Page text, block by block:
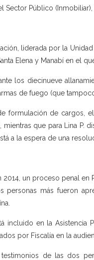
Sector Público
liderada por la
Elena y Manabí en el
los diecinueve
de fuego (que
formulación de cargos,
mientras que para Lina
a la espera de una
2014, un proceso penal
más fueron
incluido en la Asistencia
por Fiscalía en la
de las dos